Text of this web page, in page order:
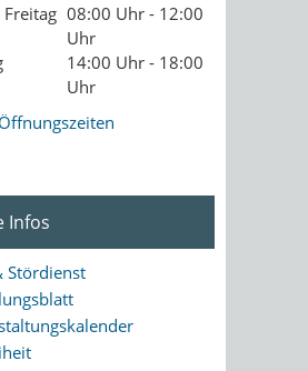
08:00 Uhr - 12:00
Uhr
14:00 Uhr - 18:00
Uhr
Infos
Stördienst